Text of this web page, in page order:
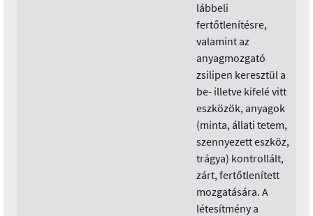
lábbeli
fertőtlenítésre,
valamint az
anyagmozgató
zsilipen keresztül a
be- illetve kifelé vitt
eszközök, anyagok
(minta, állati tetem,
szennyezett eszköz,
trágya) kontrollált,
zárt, fertőtlenített
mozgatására. A
létesítmény a